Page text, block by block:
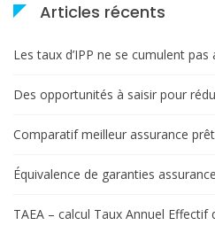
Articles récents
Les taux d’IPP ne se cumulent
Des opportunités à saisir pour
Comparatif meilleur assurance
Équivalence de garanties
TAEA – calcul Taux Annuel Effectif